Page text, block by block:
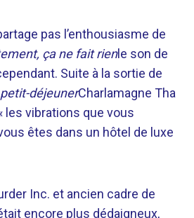
pas l’enthousiasme de
ça ne fait rienle son de
Suite à la sortie de
déjeunerCharlamagne Tha
les vibrations que vous
êtes dans un hôtel de luxe
Inc. et ancien cadre de
encore plus dédaigneux,